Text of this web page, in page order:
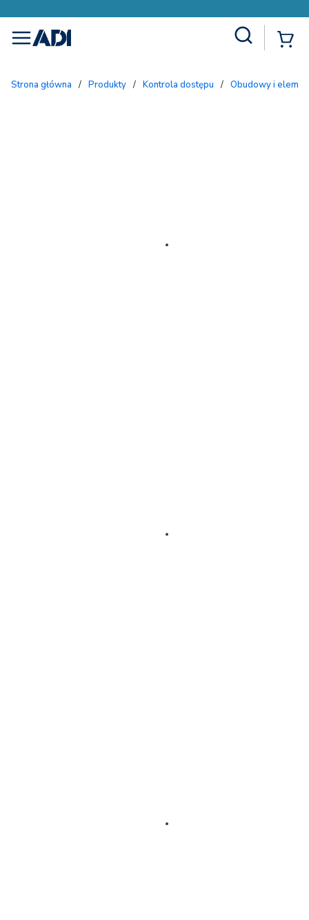
menu
Strona główna / Produkty / Kontrola dostępu / Obudowy i